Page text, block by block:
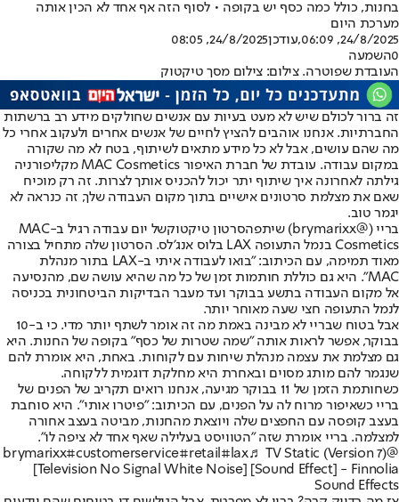
בחנות, כולל כמה כסף יש בקופה • לסוף הזה אף אחד לא הכין אותה
מערכת היום
24/8/2025, 06:09
,עודכן24/8/2025, 08:05
0השמעה
העובדת שפוטרה. צילום: צילום מסך טיקטוק
זה ברור לכולם שיש לא מעט בעיות עם אנשים שחולקים מידע רב ברשתות
החברתיות. אנחנו אוהבים להציץ לחיים של אנשים אחרים ולעקוב אחרי כל
מה שהם עושים, אבל לא כל מידע מתאים לשיתוף, בטח לא מה שקורה
במקום עבודה. עובדת של חברת האיפור MAC Cosmetics מקליפורניה
גילתה לאחרונה איך שיתוף יתר יכול להכניס אותך לצרות. זה רק מוכיח
שאם את מצלמת סרטונים אישיים בתוך מקום העבודה שלך, זה כנראה לא
יגמר טוב.
בריי (@brymarixx) שיתפה
סרטון טיקטוק
של יום עבודה רגיל ב-MAC
Cosmetics בנמל התעופה LAX בלוס אנג'לס. הסרטון שלה מתחיל בצורה
מאוד תמימה, עם הכיתוב: "בואו לעבודה איתי ב-LAX בתור מנהלת
MAC". היא גם כוללת חותמות זמן של כל מה שהיא עושה שם, מהנסיעה
אל מקום העבודה בתשע בבוקר ועד מעבר הבדיקות הביטחונית בכניסה
לנמל התעופה חצי שעה מאוחר יותר.
אבל בטוח שבריי לא מבינה באמת מה זה אומר לשתף יותר מדי. כי ב-10
בבוקר, אפשר לראות אותה "שמה שטרות של כסף" בקופה של החנות. היא
גם מצלמת את עצמה מנהלת שיחות עם לקוחות. באחת, היא אומרת להם
שנגמר להם מותג מסוים ובאחרת היא מחלקת דוגמית ללקוחה.
כשחותמת הזמן של 11 בבוקר מגיעה, אנחנו רואים תקריב של הפנים של
בריי כשאיפור מרוח לה על הפנים, עם הכיתוב: "פיטרו אותי". היא סוחבת
בעצב קופסה עם החפצים שלה ויוצאת מהחנות, מביטה בעצב אחורה
למצלמה. בריי אומרת שזה "הטוויסט בעלילה שאף אחד לא ציפה לו".
@brymarixx
#customerservice#retail #lax♬ TV Static (Version 7)
[Television No Signal White Noise] [Sound Effect] - Finnolia
Sound Effects